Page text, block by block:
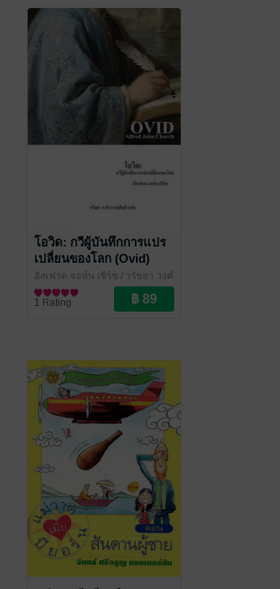
โอวิด: กวีผู้บันทึกการแปร
เปลี่ยนของโลก (Ovid)
อัลเฟรด จอห์น เชิร์ช / วรัชยา วงศ์
วรรณศิลป์ แปล
/ ไศเลนทร์
ชีวประวัติ
1 Rating